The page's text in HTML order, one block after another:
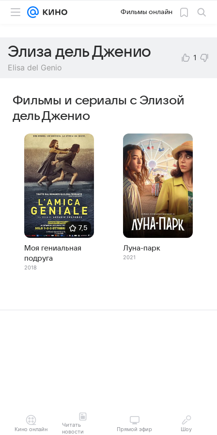
Фильмы онлайн
Элиза дель Дженио
Elisa del Genio
1
Фильмы и сериалы с Элизой
дель Дженио
7,5
Моя гениальная
подруга
2018
Луна-парк
2021
Кино онлайн
Читать
новости
Прямой эфир Шоу